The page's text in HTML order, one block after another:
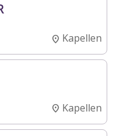
Kapellen
Kapellen